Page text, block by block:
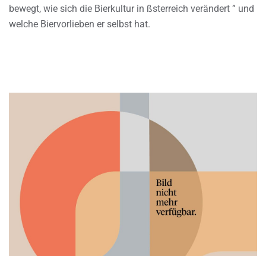
bewegt, wie sich die Bierkultur in ßsterreich verändert ” und
welche Biervorlieben er selbst hat.